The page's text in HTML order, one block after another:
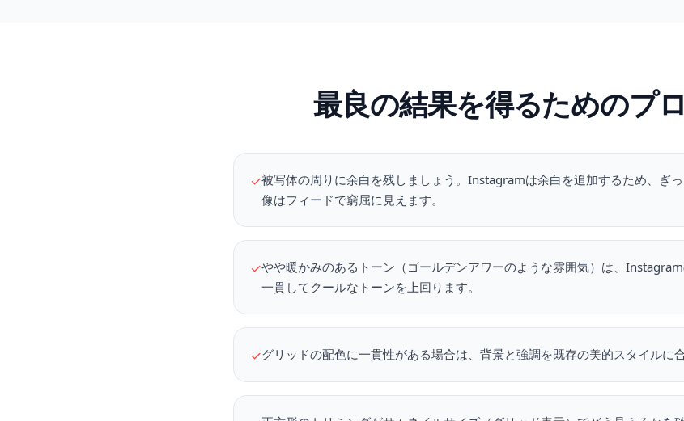
最良の結果を得るためのプ
✓被写体の周りに余白を残しましょう。Instagramは余白を追加するため、ぎ
像はフィードで窮屈に見えます。
✓やや暖かみのあるトーン（ゴールデンアワーのような雰囲気）は、
一貫してクールなトーンを上回ります。
✓グリッドの配色に一貫性がある場合は、背景と強調を既存の美的スタイルに